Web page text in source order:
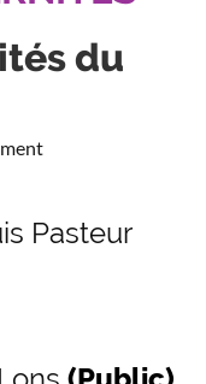
du
Pasteur